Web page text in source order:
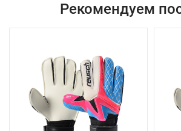
Рекомендуем